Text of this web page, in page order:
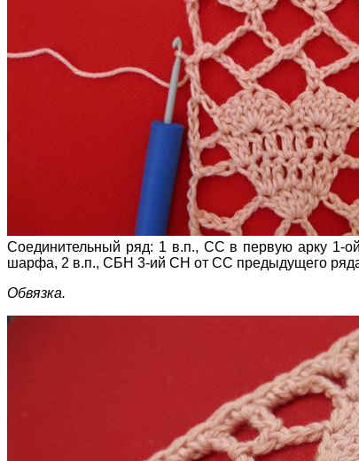
Соединительный ряд: 1 в.п., СС в первую арку
шарфа, 2 в.п., СБН 3-ий СН от СС предыдущего
Обвязка.